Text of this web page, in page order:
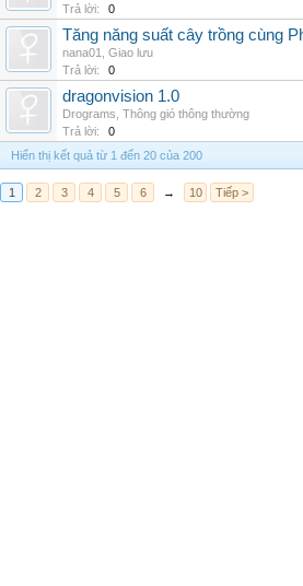
Trả lời:
0
Tăng năng suất cây trồng cùng
nana01
Giao lưu
Trả lời:
0
dragonvision 1.0
Drograms Thông gió thông thường
Trả lời:
0
Hiển thị kết quả từ 1 đến 20 của 200
1 2 3 4 5 6 → 10 Tiếp >